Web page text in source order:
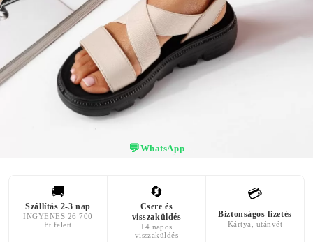
SZÍN
bézs
KÜLSŐ
ANYAG
Bőr Utánzat
Textil Anyag
MAGASSÁGA
4 centiméter
💬WhatsApp
🚚
Szállítás 2-3 nap
INGYENES 26 700
Ft felett
🔄
Csere és
visszaküldés
14 napos
visszaküldés
💳
Biztonságos fizetés
Kártya, utánvét